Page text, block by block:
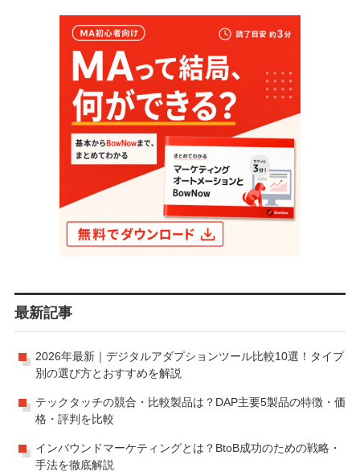
最新記事
2026年最新｜デジタルアダプションツール比較10選！タイプ
別の選び方とおすすめを解説
テックタッチの競合・比較製品は？DAP主要5製品の特徴・価
格・評判を比較
インバウンドマーケティングとは？BtoB成功のための戦略・
手法を徹底解説